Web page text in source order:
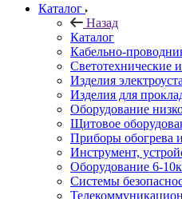
Каталог
Назад
Каталог
Кабельно-
Светотехнические
Изделия
Изделия для
Оборудование
Щитовое
Приборы обогрева
Инструмент,
Оборудование 6-
Системы